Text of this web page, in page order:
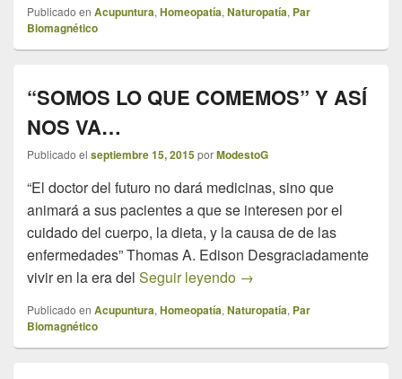
Publicado en Acupuntura, Homeopatía, Naturopatía, Par
Biomagnético
“SOMOS LO QUE COMEMOS” Y ASÍ
NOS VA…
Publicado el septiembre 15, 2015porModestoG
“El doctor del futuro no dará medicinas, sino que
animará a sus pacientes a que se interesen por el
cuidado del cuerpo, la dieta, y la causa de de las
enfermedades” Thomas A. Edison Desgraciadamente
vivir en la era del Seguir leyendo “SOMOS LO QUE
→
Publicado en Acupuntura, Homeopatía, Naturopatía, Par
Biomagnético